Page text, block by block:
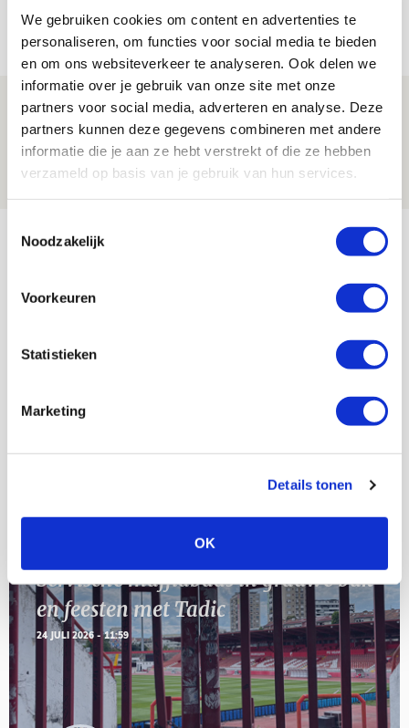
We gebruiken cookies om content en advertenties te
personaliseren, om functies voor social media te bieden
en om ons websiteverkeer te analyseren. Ook delen we
informatie over je gebruik van onze site met onze
partners voor social media, adverteren en analyse. Deze
partners kunnen deze gegevens combineren met andere
informatie die je aan ze hebt verstrekt of die ze hebben
verzameld op basis van je gebruik van hun services.
Noodzakelijk
Voorkeuren
Statistieken
Marketing
Details tonen
OK
07 AUGUSTUS 2026 - 09:00
FOTOVERSLAG
Míchel niet blij met resultaat en spel
na rust: ‘De focus nam af’
07 AUGUSTUS 2026 - 08:30
SEP
Servische maffiabaas in grauwe bak
en feesten met Tadic
24 JULI 2026 - 11:59